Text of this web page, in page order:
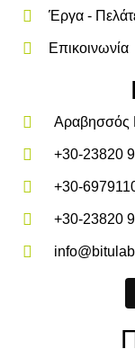
Έργα -
Επικοινωνία
Αραβησσός
+30-23820
+30-
+30-23820